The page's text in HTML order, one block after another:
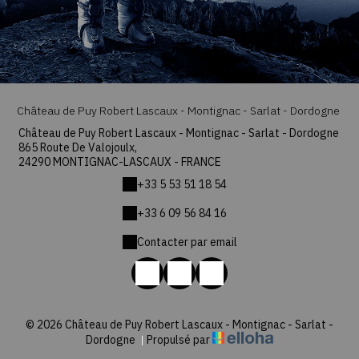
Château de Puy Robert Lascaux - Montignac - Sarlat - Dordogne
Château de Puy Robert Lascaux - Montignac - Sarlat - Dordogne
865 Route De Valojoulx,
24290 MONTIGNAC-LASCAUX - FRANCE
+33 5 53 51 18 54
+33 6 09 56 84 16
Contacter par email
© 2026 Château de Puy Robert Lascaux - Montignac - Sarlat -
Dordogne | Propulsé par